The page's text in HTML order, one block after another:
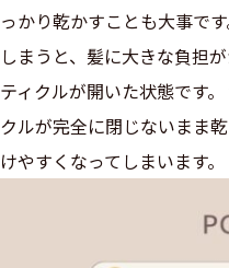
っかり乾かすことも大事で
しまうと、髪に大きな負担
ティクルが開いた状態です
クルが完全に閉じないまま
けやすくなってしまいます。